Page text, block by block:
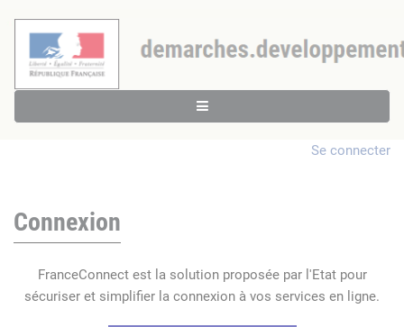
Se connecter
Connexion
FranceConnect est la solution proposée par l'Etat pour
sécuriser et simplifier la connexion à vos services en ligne.